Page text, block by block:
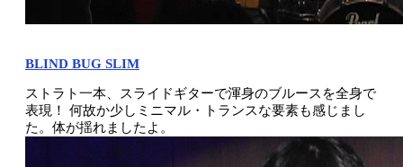
BLIND BUG SLIM
ストラト一本、スライドギターで渾身のブルースを全身で
表現！
何故か少しミニマル・トランスな要素も感じまし
た。体が揺れましたよ。